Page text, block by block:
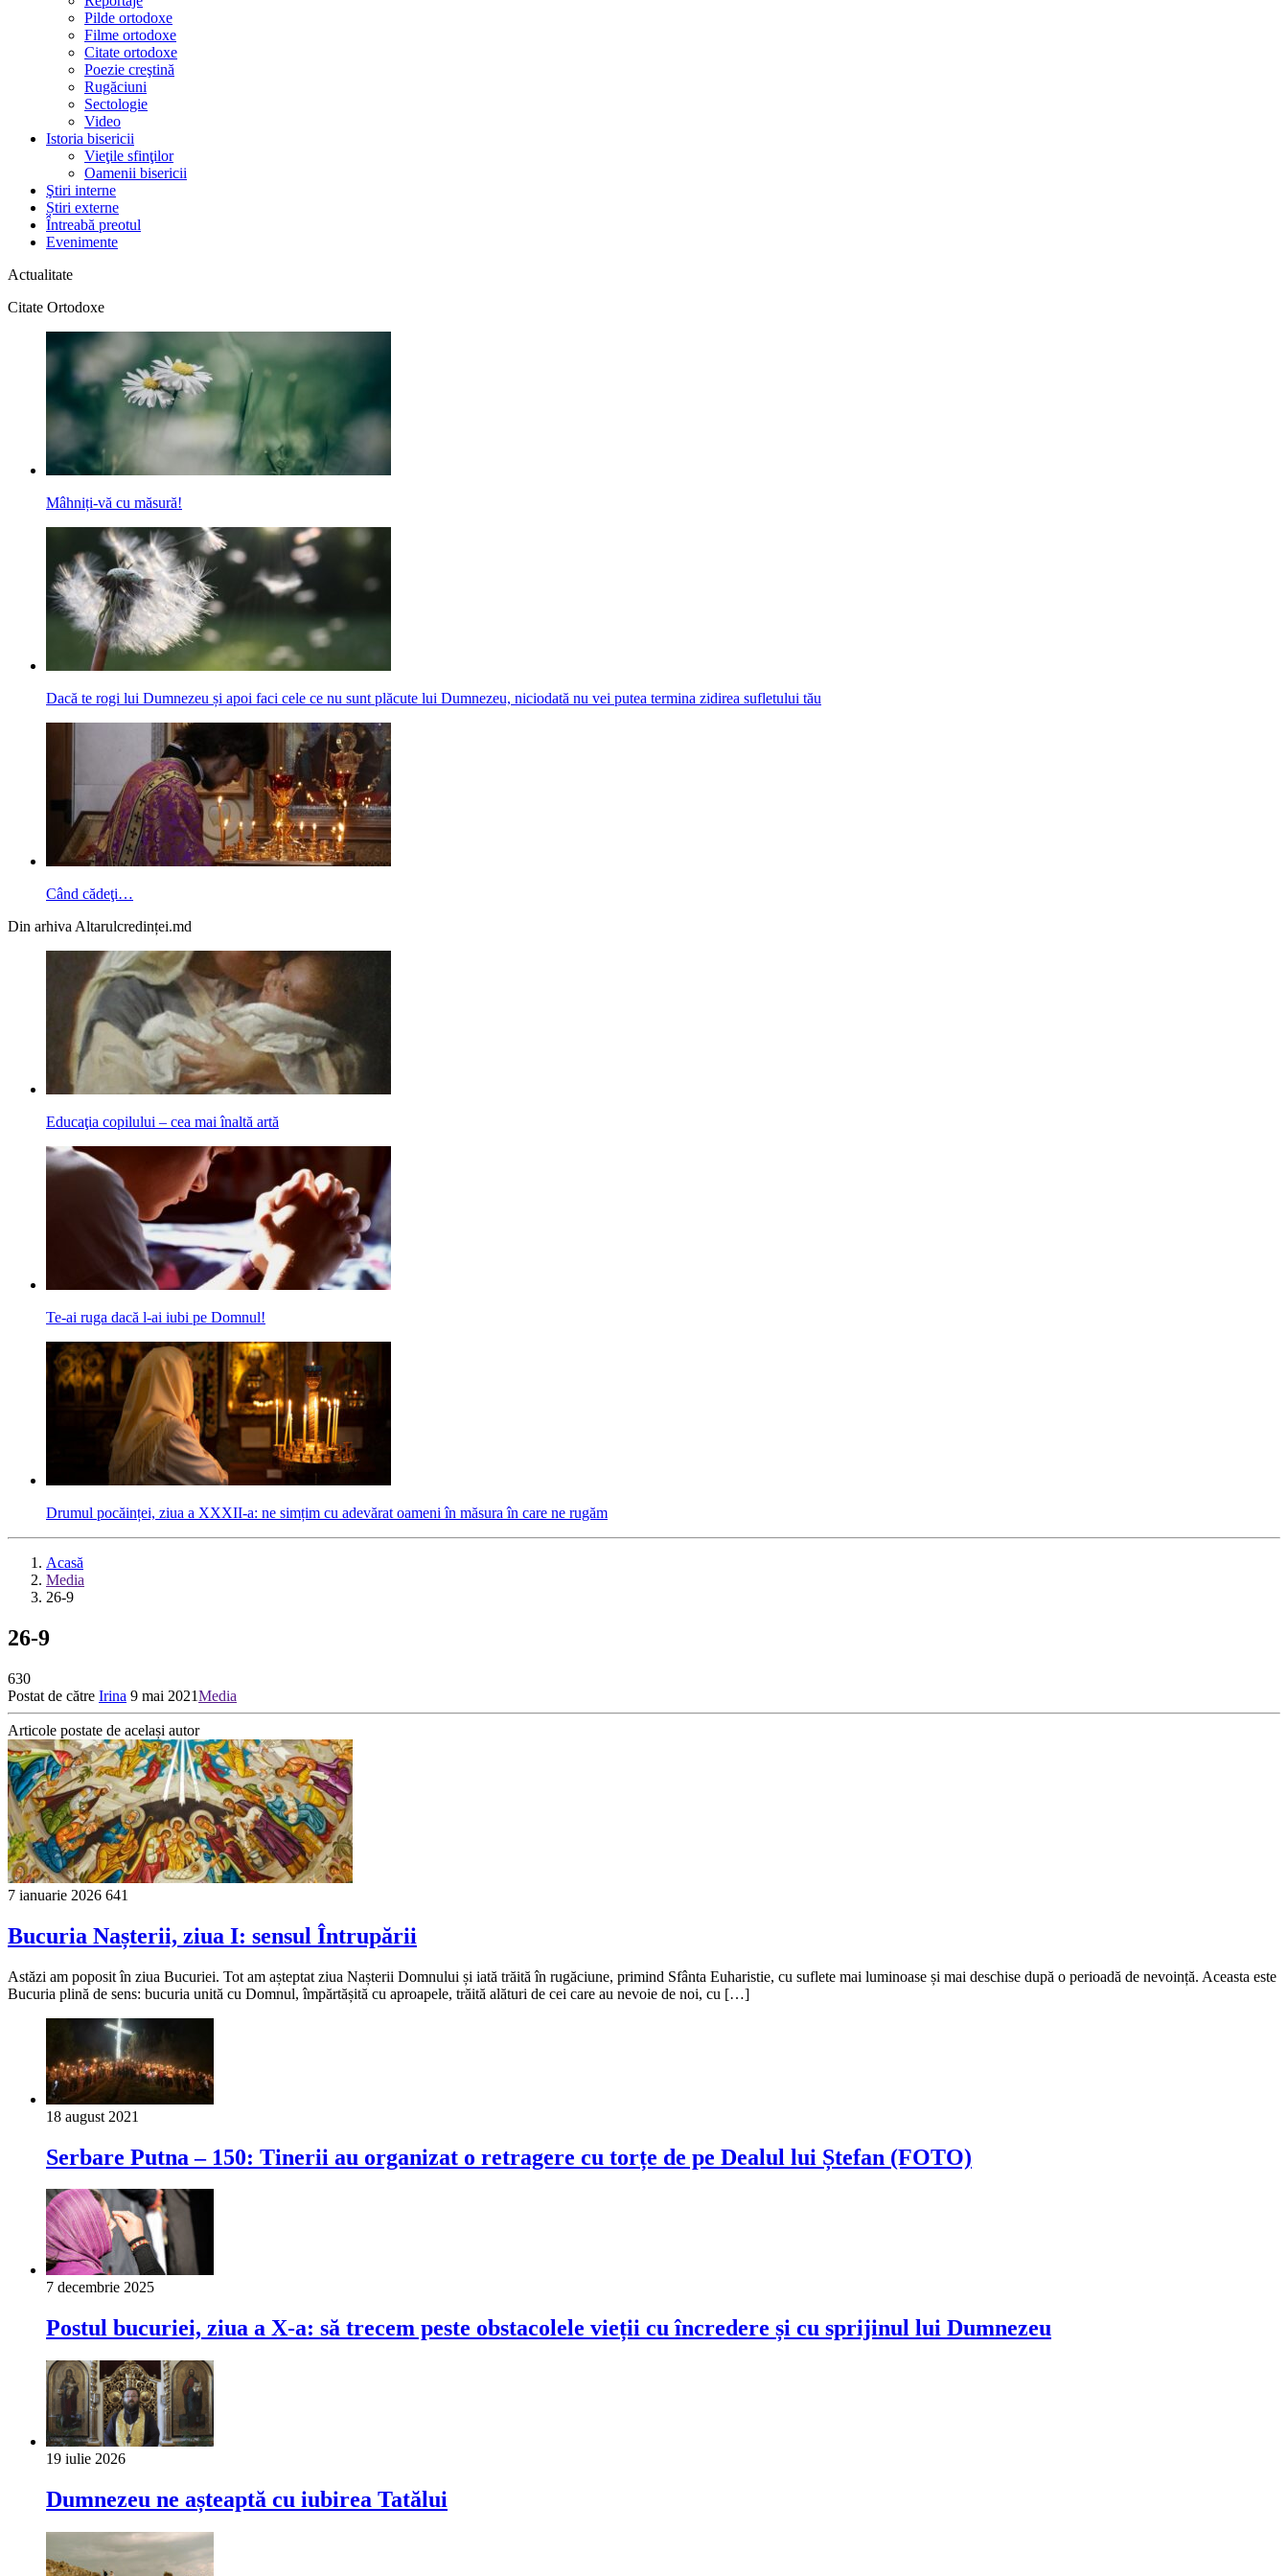
Pilde ortodoxe
Filme ortodoxe
Citate ortodoxe
Poezie creştină
Rugăciuni
Sectologie
Video
Istoria bisericii
Vieţile sfinţilor
Oamenii bisericii
Ştiri interne
Știri externe
Întreabă preotul
Evenimente
Actualitate
Citate Ortodoxe
Mâhniți-vă cu măsură!
Dacă te rogi lui Dumnezeu și apoi faci cele ce nu sunt plăcute lui Dumnezeu, niciodată nu vei putea termina zidirea sufletului tău
Când cădeţi…
Din arhiva Altarulcredinței.md
Educaţia copilului – cea mai înaltă artă
Te-ai ruga dacă l-ai iubi pe Domnul!
Drumul pocăinței, ziua a XXXII-a: ne simțim cu adevărat oameni în măsura în care ne rugăm
Acasă
Media
26-9
26-9
630
Postat de către Irina 9 mai 2021Media
Articole postate de același autor
7 ianuarie 2026 641
Bucuria Nașterii, ziua I: sensul Întrupării
Astăzi am poposit în ziua Bucuriei. Tot am așteptat ziua Nașterii Domnului și iată trăită în rugăciune, primind Sfânta Euharistie, cu suflete mai luminoase și mai deschise după o perioadă de nevoință. Aceasta este
Bucuria plină de sens: bucuria unită cu Domnul, împărtășită cu aproapele, trăită alături de cei care au nevoie de noi, cu […]
18 august 2021
Serbare Putna – 150: Tinerii au organizat o retragere cu torțe de pe Dealul lui Ștefan (FOTO)
7 decembrie 2025
Postul bucuriei, ziua a X-a: să trecem peste obstacolele vieții cu încredere și cu sprijinul lui Dumnezeu
19 iulie 2026
Dumnezeu ne așteaptă cu iubirea Tatălui